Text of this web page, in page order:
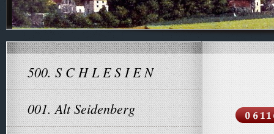
500. S C H L E S I E N
001. Alt Seidenberg